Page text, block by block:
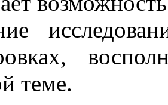
теме.